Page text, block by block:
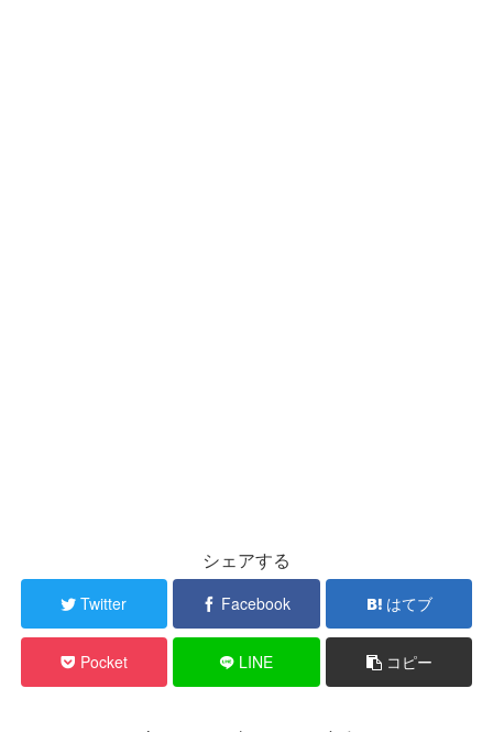
シェアする
Twitter Facebook はてブ
Pocket LINE コピー